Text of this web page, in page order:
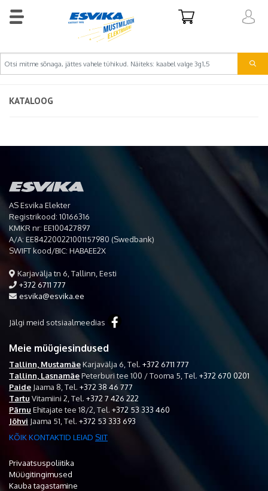
KATALOOG
AS Esvika Elekter
Registrikood: 10166316
KMKR nr: EE100427897
A/A: EE842200221001157980 (Swedbank)
SWIFT kood/BIC: HABAEE2X
Karjavälja tn 6, Tallinn, Eesti
+372 6711 777
esvika@esvika.ee
Jälgi meid sotsiaalmeedias
Meie müügiesindused
Tallinn, MustamäeKarjavälja 6, Tel. +372 6711 777
Tallinn, LasnamäePeterburi tee 100 / Tooma 5, Tel. +372 670 0201
Paide Jaama 8, Tel. +372 38 46 777
Tartu Vitamiini 2, Tel. +372 7 426 222
Pärnu Ehitajate tee 18/2, Tel. +372 53 333 460
Jõhvi Jaama 51, Tel. +372 53 333 693
KÕIK KONTAKTID LEIAD SIIT
Privaatsuspoliitika
Müügitingimused
Kauba tagastamine